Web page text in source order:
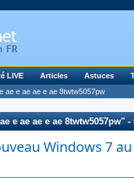
LIVE Articles Astuces
ae e ae ae e ae 8twtw5057pw
e ae ae e ae 8twtw5057pw"
Windows 7